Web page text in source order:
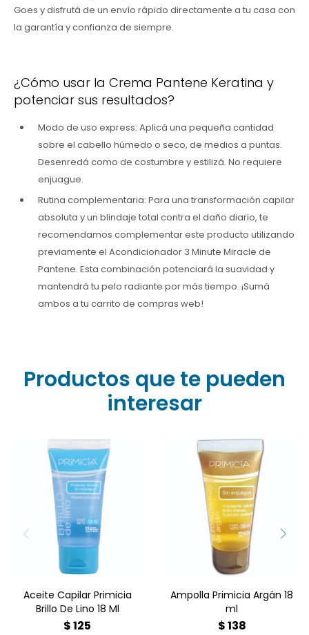
Goes y disfrutá de un envío rápido directamente a tu casa con
la garantía y confianza de siempre.
¿Cómo usar la Crema Pantene Keratina y
potenciar sus resultados?
Modo de uso express: Aplicá una pequeña cantidad
sobre el cabello húmedo o seco, de medios a puntas.
Desenredá como de costumbre y estilizá. No requiere
enjuague.
Rutina complementaria: Para una transformación capilar
absoluta y un blindaje total contra el daño diario, te
recomendamos complementar este producto utilizando
previamente el Acondicionador 3 Minute Miracle de
Pantene. Esta combinación potenciará la suavidad y
mantendrá tu pelo radiante por más tiempo. ¡Sumá
ambos a tu carrito de compras web!
Productos que te pueden
interesar
✨ ¡Dale a tu pelo el brillo
que merece! El Aceite
Capilar Primicia Brillo de
Lino (18 ml) es el secreto
para un acabado sedoso,
sin frizz y protegido del
calor. Compralo online en
Farmacia Goes y
transformá tu peinado
hoy mismo. ✨
Aceite Capilar Primicia
Brillo De Lino 18 Ml
$125
¿Cabello opaco y sin
vida? Revívelo con la
Ampolla Primicia Argán
18ml. Hidratación
profunda, brillo espejo y
adiós al frizz en minutos. El
secreto profesional para
un pelo radiante está en
Farmacia Goes.
¡Cómprala online ahora! ✨
Ampolla Primicia Argán 18
ml
$138